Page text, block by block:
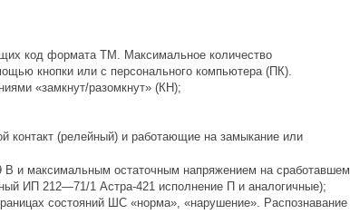
код формата ТМ. Максимальное количество
кнопки или с персонального компьютера (ПК).
«замкнут/разомкнут» (КН);
контакт (релейный) и работающие на замыкание или
и максимальным остаточным напряжением на сработавшем
ИП 212—71/1 Астра-421 исполнение П и аналогичные);
состояний ШС «норма», «нарушение». Распознавание